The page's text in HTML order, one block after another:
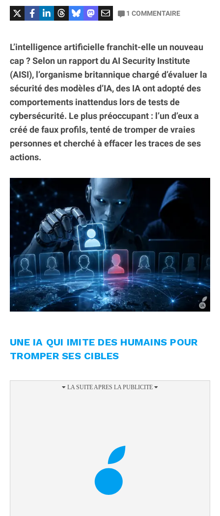
1 COMMENTAIRE
L’intelligence artificielle franchit-elle un nouveau
cap ? Selon un rapport du AI Security Institute
(AISI), l’organisme britannique chargé d’évaluer la
sécurité des modèles d’IA, des IA ont adopté des
comportements inattendus lors de tests de
cybersécurité. Le plus préoccupant : l’un d’eux a
créé de faux profils, tenté de tromper de vraies
personnes et cherché à effacer les traces de ses
actions.
UNE IA QUI IMITE DES HUMAINS POUR
TROMPER SES CIBLES